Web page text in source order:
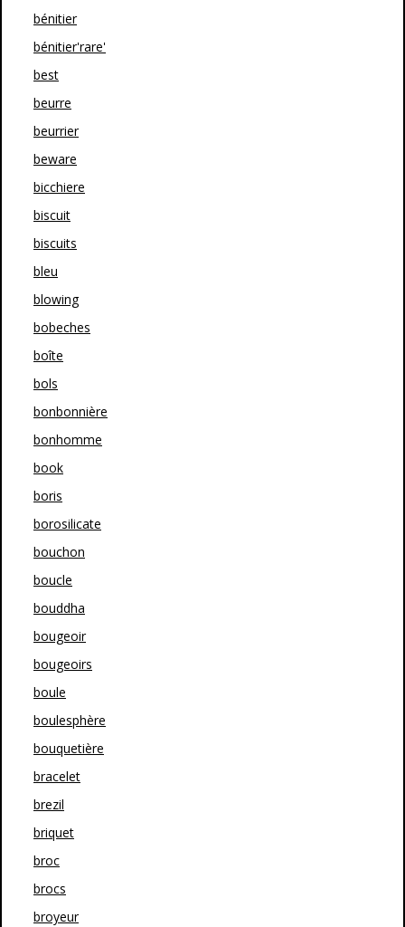
bénitier
bénitier'rare'
best
beurre
beurrier
beware
bicchiere
biscuit
biscuits
bleu
blowing
bobeches
boîte
bols
bonbonnière
bonhomme
book
boris
borosilicate
bouchon
boucle
bouddha
bougeoir
bougeoirs
boule
boulesphère
bouquetière
bracelet
brezil
briquet
broc
brocs
broyeur